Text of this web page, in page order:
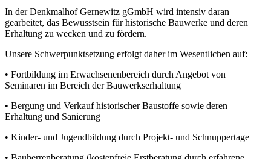
In der Denkmalhof Gernewitz gGmbH wird intensiv daran
gearbeitet, das Bewusstsein für historische Bauwerke und deren
Erhaltung zu wecken und zu fördern.
Unsere Schwerpunktsetzung erfolgt daher im Wesentlichen auf:
• Fortbildung im Erwachsenenbereich durch Angebot von
Seminaren im Bereich der Bauwerkserhaltung
• Bergung und Verkauf historischer Baustoffe sowie deren
Erhaltung und Sanierung
• Kinder- und Jugendbildung durch Projekt- und Schnuppertage